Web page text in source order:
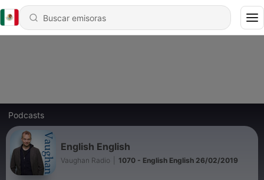
Podcasts
English English
Vaughan Radio 1070 - English English 26/02/2019